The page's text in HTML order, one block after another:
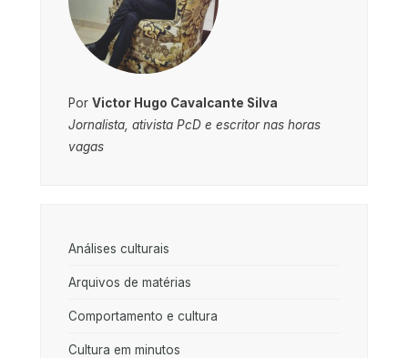
Por Victor Hugo Cavalcante Silva
Jornalista, ativista PcD e escritor nas horas
vagas
Análises culturais
Arquivos de matérias
Comportamento e cultura
Cultura em minutos